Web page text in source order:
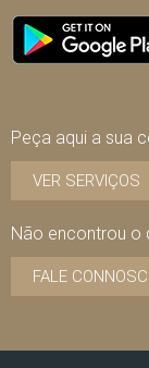
Peça aqui a sua
VER SERVIÇOS
Não encontrou o
FALE